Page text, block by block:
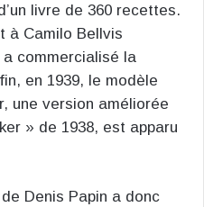
livre de 360 recettes.
à Camilo Bellvis
commercialisé la
en 1939, le modèle
une version améliorée
» de 1938, est apparu
Denis Papin a donc